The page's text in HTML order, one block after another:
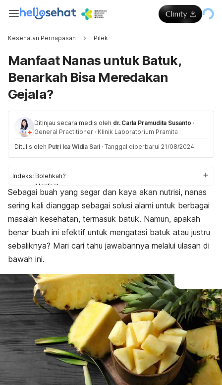
Kesehatan Pernapasan Pilek
Manfaat Nanas untuk Batuk,
Benarkah Bisa Meredakan
Gejala?
Ditinjau secara medis oleh dr. Carla Pramudita Susanto ·
General Practitioner · Klinik Laboratorium Pramita
Ditulis oleh Putri Ica Widia Sari · Tanggal diperbarui 21/08/2024
Indeks: Bolehkah?
Manfaat
Cara konsumsi
Sebagai buah yang segar dan kaya akan nutrisi, nanas
sering kali dianggap sebagai solusi alami untuk berbagai
masalah kesehatan, termasuk batuk. Namun, apakah
benar buah ini efektif untuk mengatasi batuk atau justru
sebaliknya? Mari cari tahu jawabannya melalui ulasan di
bawah ini.